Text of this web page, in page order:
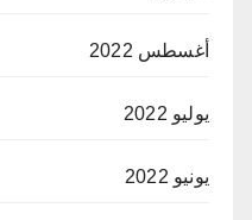
أغسطس 2022
يوليو 2022
يونيو 2022